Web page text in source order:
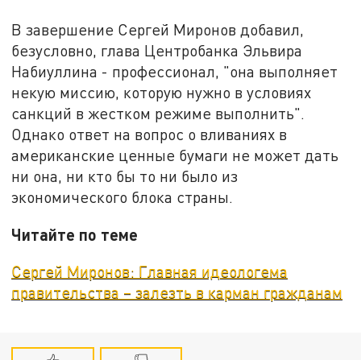
В завершение Сергей Миронов добавил,
безусловно, глава Центробанка Эльвира
Набиуллина - профессионал, "она выполняет
некую миссию, которую нужно в условиях
санкций в жестком режиме выполнить".
Однако ответ на вопрос о вливаниях в
американские ценные бумаги не может дать
ни она, ни кто бы то ни было из
экономического блока страны.
Читайте по теме
Сергей Миронов: Главная идеологема
правительства – залезть в карман гражданам